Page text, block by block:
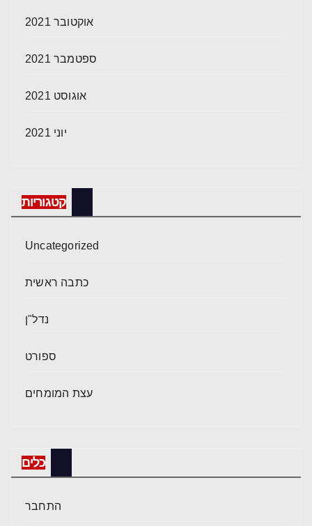
אוקטובר 2021
ספטמבר 2021
אוגוסט 2021
יוני 2021
קטגוריות
Uncategorized
כתבה ראשית
נדל"ן
ספורט
עצת המומחים
כלים
התחבר